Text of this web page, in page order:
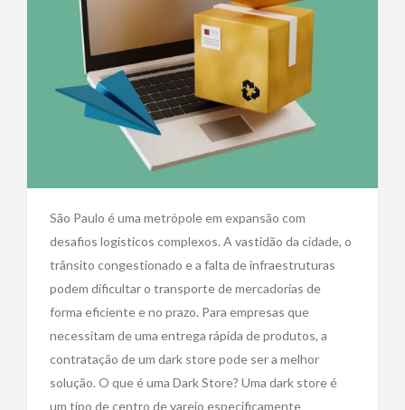
São Paulo é uma metrópole em expansão com
desafios logísticos complexos. A vastidão da cidade, o
trânsito congestionado e a falta de infraestruturas
podem dificultar o transporte de mercadorias de
forma eficiente e no prazo. Para empresas que
necessitam de uma entrega rápida de produtos, a
contratação de um dark store pode ser a melhor
solução. O que é uma Dark Store? Uma dark store é
um tipo de centro de varejo especificamente